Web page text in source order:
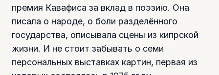
премия Кавафиса за вклад в поэзию. Она
писала о народе, о боли разделённого
государства, описывала сцены из кипрской
жизни. И не стоит забывать о семи
персональных выставках картин, первая из